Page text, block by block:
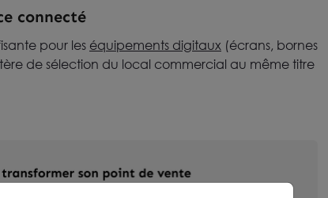
connecté
pour les équipements digitaux (écrans, bornes
de sélection du local commercial au même titre